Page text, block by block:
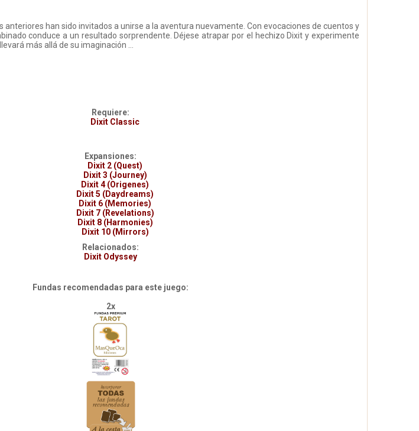
anteriores han sido invitados a unirse a la aventura nuevamente. Con evocaciones de cuentos y
conduce a un resultado sorprendente. Déjese atrapar por el hechizo Dixit y experimente
más allá de su imaginación …
Requiere:
Dixit Classic
Expansiones:
Dixit 2 (Quest)
Dixit 3 (Journey)
Dixit 4 (Origenes)
Dixit 5 (Daydreams)
Dixit 6 (Memories)
Dixit 7 (Revelations)
Dixit 8 (Harmonies)
Dixit 10 (Mirrors)
Relacionados:
Dixit Odyssey
Fundas recomendadas para este juego:
2x